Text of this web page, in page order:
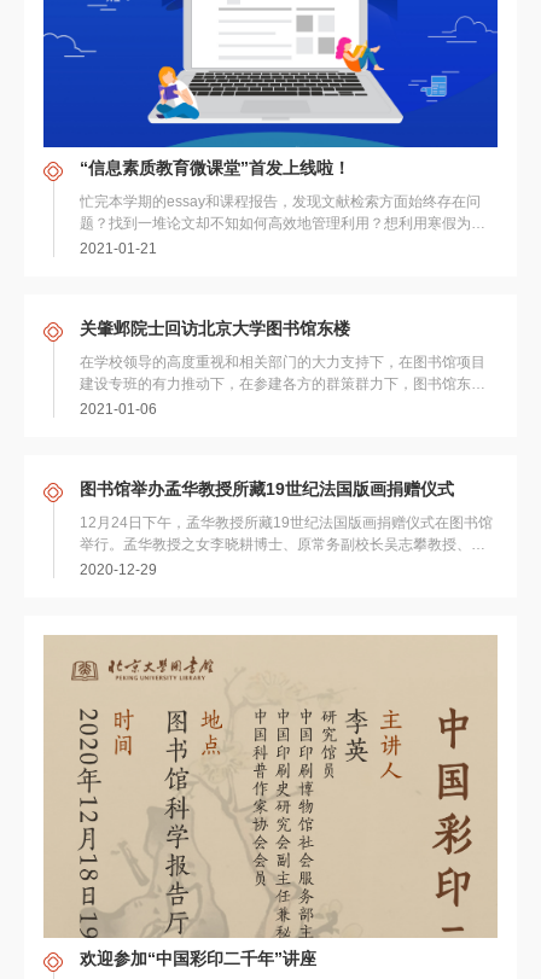
“信息素质教育微课堂”首发上线啦！
忙完本学期的essay和课程报告，发现文献检索方面始终存在问
题？找到一堆论文却不知如何高效地管理利用？想利用寒假为论
文选刊投稿却无从着手？……别着急，图书...
2021-01-21
关肇邺院士回访北京大学图书馆东楼
在学校领导的高度重视和相关部门的大力支持下，在图书馆项目
建设专班的有力推动下，在参建各方的群策群力下，图书馆东楼
于2020年10月中旬正式竣工，并于12月...
2021-01-06
图书馆举办孟华教授所藏19世纪法国版画捐赠仪式
12月24日下午，孟华教授所藏19世纪法国版画捐赠仪式在图书馆
举行。孟华教授之女李晓耕博士、原常务副校长吴志攀教授、图
书馆馆长陈建龙教授、法国文化研究中心...
2020-12-29
欢迎参加“中国彩印二千年”讲座